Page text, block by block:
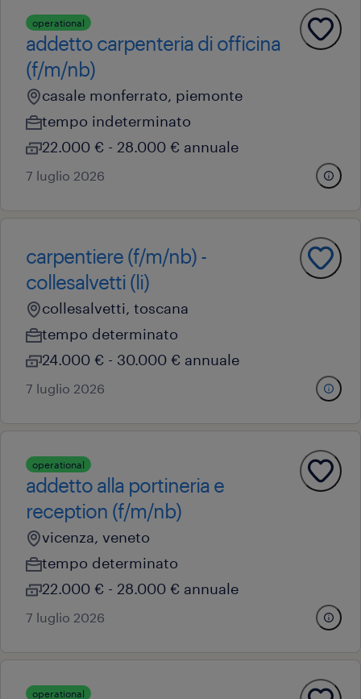
operational
addetto carpenteria di officina
(f/m/nb)
casale monferrato, piemonte
tempo indeterminato
22.000 € - 28.000 € annuale
7 luglio 2026
carpentiere (f/m/nb) -
collesalvetti (li)
collesalvetti, toscana
tempo determinato
24.000 € - 30.000 € annuale
7 luglio 2026
operational
addetto alla portineria e
reception (f/m/nb)
vicenza, veneto
tempo determinato
22.000 € - 28.000 € annuale
7 luglio 2026
operational